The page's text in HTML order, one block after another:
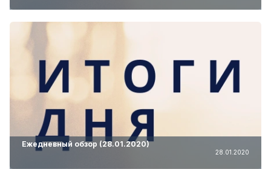
Ежедневный обзор (28.01.2020)
28.01.2020